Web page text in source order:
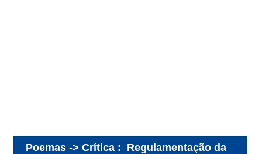
Poemas -> Crítica : Regulamentação da